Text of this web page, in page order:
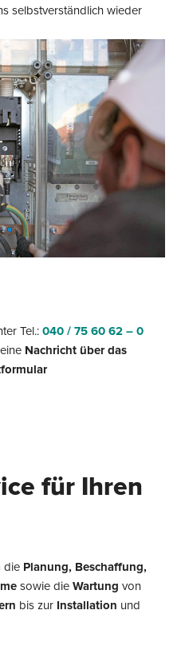
selbstverständlich wieder
Tel.: 040 / 75 60 62 – 0
Nachricht über das
für Ihren
die Planung, Beschaffung,
sowie die Wartung von
bis zur Installation und